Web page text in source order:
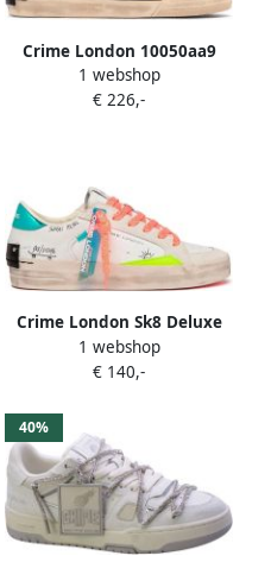
Crime London 10050aa9
Distressed 2.0 Schoenen Wit
Man
1 webshop
€ 226,-
Crime London Sk8 Deluxe
29106pp8 Schoenen Wit
Vrouw
1 webshop
€ 140,-
40%